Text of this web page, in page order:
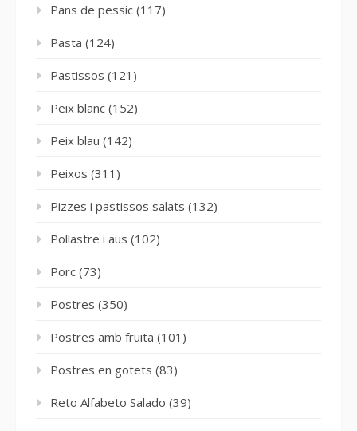
Pans de pessic (117)
Pasta (124)
Pastissos (121)
Peix blanc (152)
Peix blau (142)
Peixos (311)
Pizzes i pastissos salats (132)
Pollastre i aus (102)
Porc (73)
Postres (350)
Postres amb fruita (101)
Postres en gotets (83)
Reto Alfabeto Salado (39)